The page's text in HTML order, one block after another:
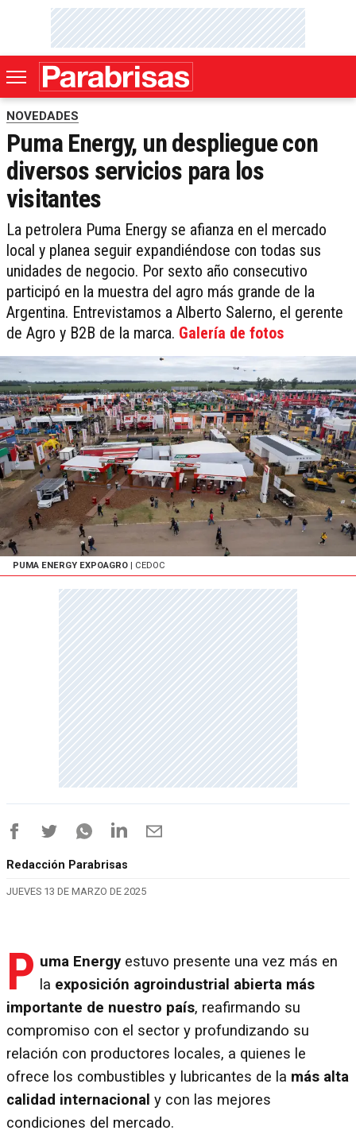
NOVEDADES
Puma Energy, un despliegue con
diversos servicios para los
visitantes
La petrolera Puma Energy se afianza en el mercado
local y planea seguir expandiéndose con todas sus
unidades de negocio. Por sexto año consecutivo
participó en la muestra del agro más grande de la
Argentina. Entrevistamos a Alberto Salerno, el gerente
de Agro y B2B de la marca. Galería de fotos
PUMA ENERGY EXPOAGRO | CEDOC
Redacción Parabrisas
JUEVES 13 DE MARZO DE 2025
P uma Energy estuvo presente una vez más en
la exposición agroindustrial abierta más
importante de nuestro país, reafirmando su
compromiso con el sector y profundizando su
relación con productores locales, a quienes le
ofrece los combustibles y lubricantes de la más alta
calidad internacional y con las mejores
condiciones del mercado.